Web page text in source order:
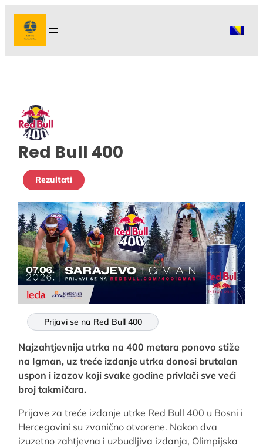
Idi
sadržaj
Red Bull 400
Rezultati
Prijavi se na Red Bull 400
Najzahtjevnija utrka na 400 metara ponovo stiže
na Igman, uz treće izdanje utrka donosi brutalan
uspon i izazov koji svake godine privlači sve veći
broj takmičara.
Prijave za treće izdanje utrke Red Bull 400 u Bosni i
Hercegovini su zvanično otvorene. Nakon dva
izuzetno zahtjevna i uzbudljiva izdanja, Olimpijska